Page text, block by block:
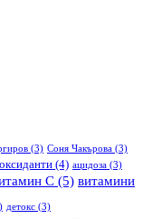
(3) Соня Чакърова (3)
(4) ацидоза (3)
С (5) витамини
детокс (3)